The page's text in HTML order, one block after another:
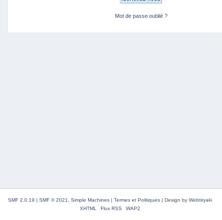
Mot de passe oublié ?
SMF 2.0.19 | SMF © 2021 Simple Machines| Termes et Politiques | Design by Webtiryaki
XHTML
Flux RSS WAP2